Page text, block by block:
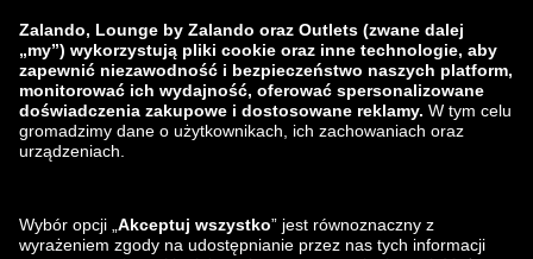
zalando-prive.es zalando-lounge.cz
zalando-lounge.lt zalando-lounge.sk
zalando-lounge.ro zalando-lounge.hr
zalando-lounge.lu zalando-lounge.ee